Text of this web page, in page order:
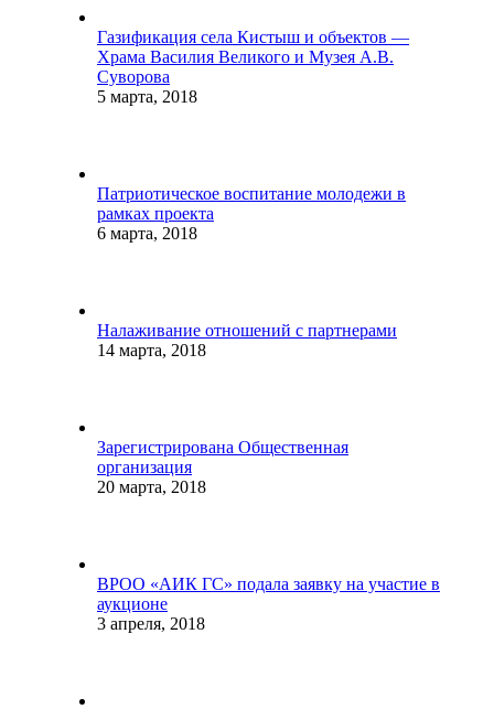
Газификация села Кистыш и объектов —
Храма Василия Великого и Музея А.В.
Суворова
5 марта, 2018
Патриотическое воспитание молодежи в
рамках проекта
6 марта, 2018
Налаживание отношений с партнерами
14 марта, 2018
Зарегистрирована Общественная
организация
20 марта, 2018
ВРОО «АИК ГС» подала заявку на участие в
аукционе
3 апреля, 2018